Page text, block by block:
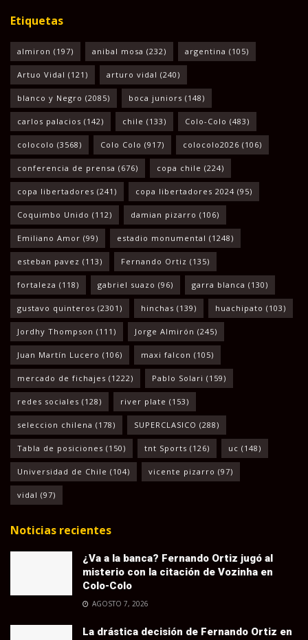
Etiquetas
almiron (197) anibal mosa (232) argentina (105)
Artuo Vidal (121) arturo vidal (240)
blanco y Negro (2085) boca juniors (148)
carlos palacios (142) chile (133) Colo-Colo (483)
colocolo (3568) Colo Colo (917) colocolo2026 (106)
conferencia de prensa (676) copa chile (224)
copa libertadores (241) copa libertadores 2024 (95)
Coquimbo Unido (112) damian pizarro (106)
Emiliano Amor (99) estadio monumental (1248)
esteban pavez (113) Fernando Ortiz (135)
fortaleza (118) gabriel suazo (96) garra blanca (130)
gustavo quinteros (2301) hinchas (139) huachipato (103)
Jordhy Thompson (111) Jorge Almirón (245)
Juan Martín Lucero (106) maxi falcon (105)
mercado de fichajes (1222) Pablo Solari (159)
redes sociales (128) river plate (153)
seleccion chilena (178) SUPERCLASICO (288)
Tabla de posiciones (150) tnt Sports (126) uc (148)
Universidad de Chile (104) vicente pizarro (97)
vidal (97)
Noticias recientes
¿Va a la banca? Fernando Ortiz jugó al
misterio con la citación de Vozinha en
Colo-Colo
AGOSTO 7, 2026
La drástica decisión de Fernando Ortiz en